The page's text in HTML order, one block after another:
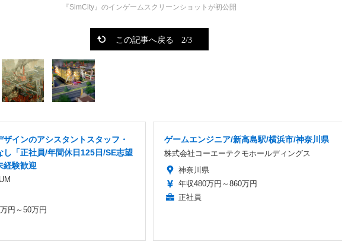
『SimCity』のインゲームスクリーンショットが初公開
この記事へ戻る 2/3
ザインのアシスタントスタッフ・
し「正社員/年間休日125日/SE志望
経験歓迎
円～50万円
ゲームエンジニア/新高島駅/横浜市/神奈川県
株式会社コーエーテクモホールディングス
神奈川県
年収480万円～860万円
正社員